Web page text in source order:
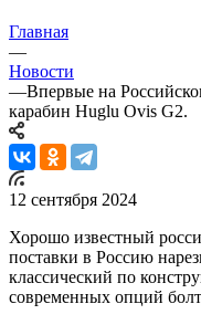
Главная
—
Новости
—Впервые на
карабин Huglu Ovis G2.
12 сентября 2024
Хорошо известный
поставки в Россию
классический по
современных опций